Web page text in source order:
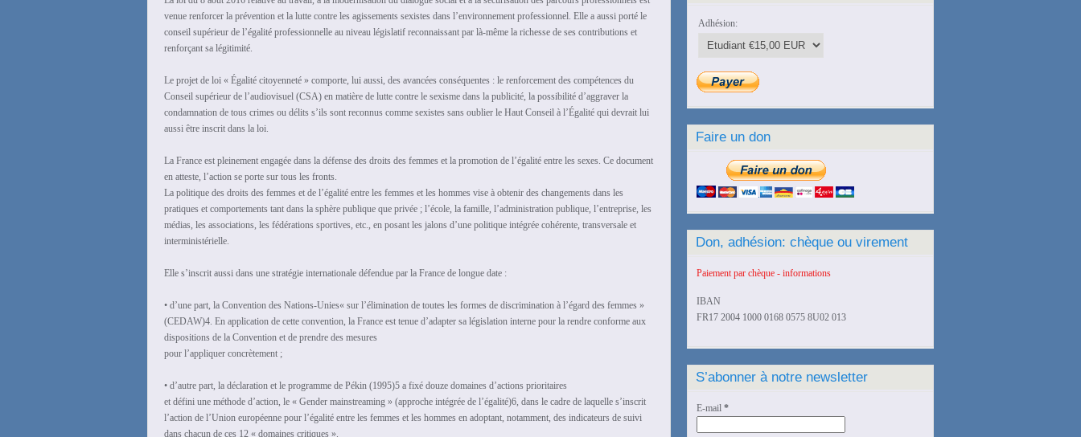
venue renforcer la prévention et la lutte contre les agissements sexistes dans l’environnement professionnel. Elle a aussi porté le
conseil supérieur de l’égalité professionnelle au niveau législatif reconnaissant par là-même la richesse de ses contributions et
renforçant sa légitimité.
Le projet de loi « Égalité citoyenneté » comporte, lui aussi, des avancées conséquentes : le renforcement des compétences du
Conseil supérieur de l’audiovisuel (CSA) en matière de lutte contre le sexisme dans la publicité, la possibilité d’aggraver la
condamnation de tous crimes ou délits s’ils sont reconnus comme sexistes sans oublier le Haut Conseil à l’Égalité qui devrait lui
aussi être inscrit dans la loi.
La France est pleinement engagée dans la défense des droits des femmes et la promotion de l’égalité entre les sexes. Ce document
en atteste, l’action se porte sur tous les fronts.
La politique des droits des femmes et de l’égalité entre les femmes et les hommes vise à obtenir des changements dans les
pratiques et comportements tant dans la sphère publique que privée ; l’école, la famille, l’administration publique, l’entreprise, les
médias, les associations, les fédérations sportives, etc., en posant les jalons d’une politique intégrée cohérente, transversale et
interministérielle.
Elle s’inscrit aussi dans une stratégie internationale défendue par la France de longue date :
• d’une part, la Convention des Nations-Unies« sur l’élimination de toutes les formes de discrimination à l’égard des femmes »
(CEDAW)4. En application de cette convention, la France est tenue d’adapter sa législation interne pour la rendre conforme aux
dispositions de la Convention et de prendre des mesures
pour l’appliquer concrètement ;
• d’autre part, la déclaration et le programme de Pékin (1995)5 a fixé douze domaines d’actions prioritaires
et défini une méthode d’action, le « Gender mainstreaming » (approche intégrée de l’égalité)6, dans le cadre de laquelle s’inscrit
l’action de l’Union européenne pour l’égalité entre les femmes et les hommes en adoptant, notamment, des indicateurs de suivi
dans chacun de ces 12 « domaines critiques ».
Adhésion:
Faire un don
Don, adhésion: chèque ou virement
Paiement par chèque - informations
IBAN
FR17 2004 1000 0168 0575 8U02 013
S’abonner à notre newsletter
E-mail *